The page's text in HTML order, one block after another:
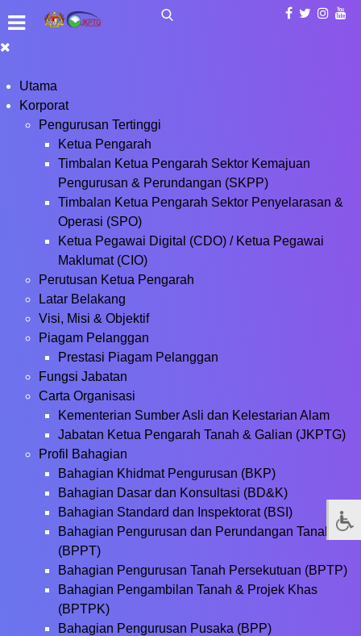
Utama
Korporat
Pengurusan Tertinggi
Ketua Pengarah
Timbalan Ketua Pengarah Sektor Kemajuan
Pengurusan & Perundangan (SKPP)
Timbalan Ketua Pengarah Sektor Penyelarasan &
Operasi (SPO)
Ketua Pegawai Digital (CDO) / Ketua Pegawai
Maklumat (CIO)
Perutusan Ketua Pengarah
Latar Belakang
Visi, Misi & Objektif
Piagam Pelanggan
Prestasi Piagam Pelanggan
Fungsi Jabatan
Carta Organisasi
Kementerian Sumber Asli dan Kelestarian Alam
Jabatan Ketua Pengarah Tanah & Galian (JKPTG)
Profil Bahagian
Bahagian Khidmat Pengurusan (BKP)
Bahagian Dasar dan Konsultasi (BD&K)
Bahagian Standard dan Inspektorat (BSI)
Bahagian Pengurusan dan Perundangan Tanah
(BPPT)
Bahagian Pengurusan Tanah Persekutuan (BPTP)
Bahagian Pengambilan Tanah & Projek Khas
(BPTPK)
Bahagian Pengurusan Pusaka (BPP)